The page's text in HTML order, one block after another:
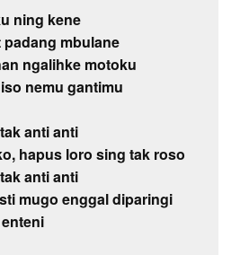
ning kene
mbulane
ngalihke motoku
nemu gantimu
anti anti
hapus loro sing tak roso
anti anti
mugo enggal diparingi